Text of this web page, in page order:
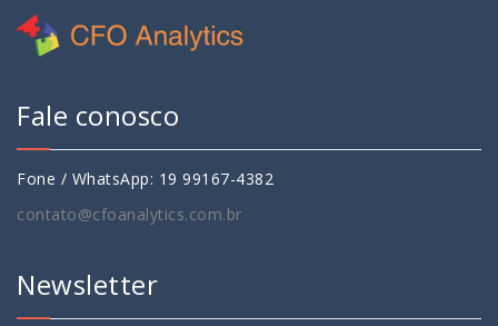
Fale conosco
Fone / WhatsApp: 19 99167-4382
contato@cfoanalytics.com.br
Newsletter